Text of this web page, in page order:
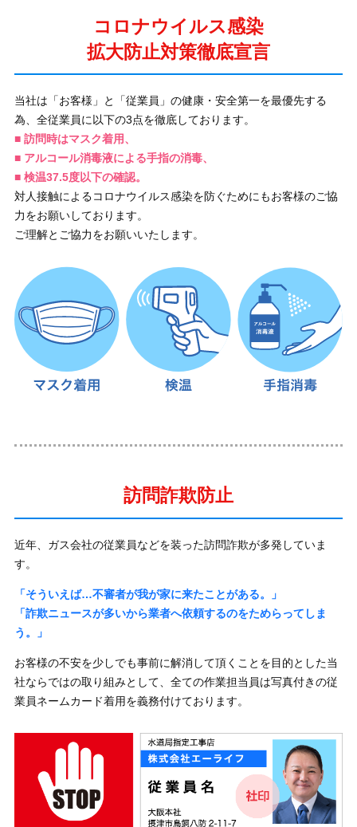
コロナウイルス感染
拡大防止対策徹底宣言
当社は「お客様」と「従業員」の健康・安全第一を最優先する
為、全従業員に以下の3点を徹底しております。
■ 訪問時はマスク着用、
■ アルコール消毒液による手指の消毒、
■ 検温37.5度以下の確認。
対人接触によるコロナウイルス感染を防ぐためにもお客様のご協
力をお願いしております。
ご理解とご協力をお願いいたします。
訪問詐欺防止
近年、ガス会社の従業員などを装った訪問詐欺が多発していま
す。
「そういえば…不審者が我が家に来たことがある。」
「詐欺ニュースが多いから業者へ依頼するのをためらってしま
う。」
お客様の不安を少しでも事前に解消して頂くことを目的とした当
社ならではの取り組みとして、全ての作業担当員は写真付きの従
業員ネームカード着用を義務付けております。